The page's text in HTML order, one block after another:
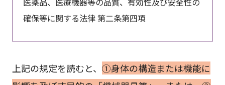
確保等に関する法律 第二条第四項
上記の規定を読むと、 ①身体の構造または機能に